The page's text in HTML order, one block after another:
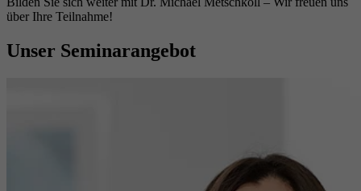
über Ihre Teilnahme!
Unser Seminarangebot